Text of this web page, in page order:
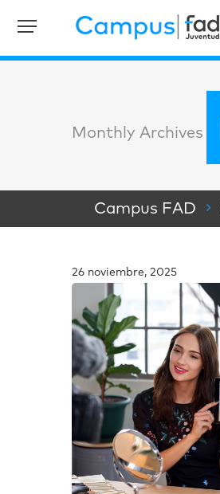
Monthly Archives
Campus FAD
26 noviembre, 2025